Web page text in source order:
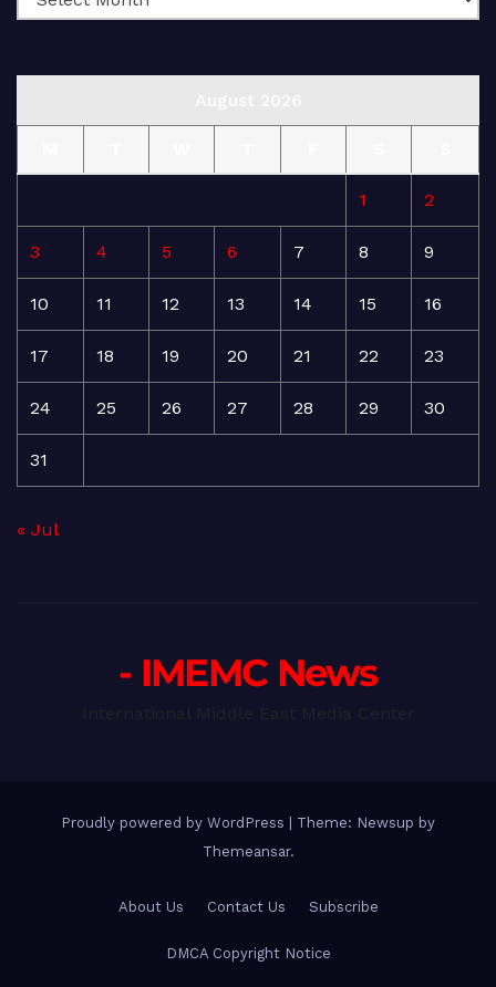
1 2
3 4 5 6 7 8 9
10 11 12 13 14 15 16
17 18 19 20 21 22 23
24 25 26 27 28 29 30
31
« Jul
- IMEMC News
Proudly powered by WordPress
Theme: Newsup by
Themeansar.
About Us Contact Us Subscribe
DMCA Copyright Notice